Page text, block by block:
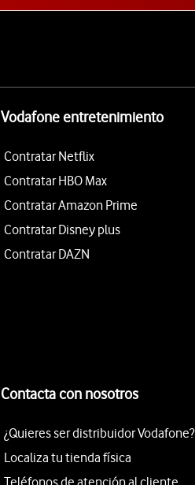
Vodafone entretenimiento
Contratar Netflix
Contratar HBO Max
Contratar Amazon Prime
Contratar Disney plus
Contratar DAZN
Contacta con nosotros
¿Quieres ser distribuidor Vodafone?
Localiza tu tienda física
Teléfonos de atención al cliente